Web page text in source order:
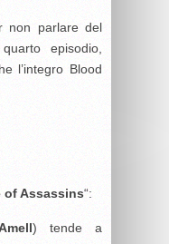
non parlare del
episodio,
l’integro Blood
of Assassins“:
) tende a